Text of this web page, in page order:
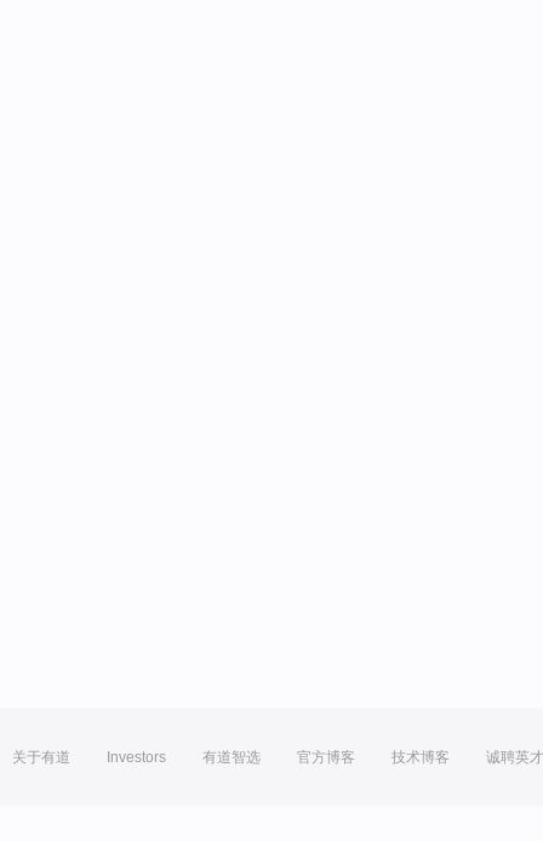
关于有道 Investors 有道智选 官方博客 技术博客 诚聘英才